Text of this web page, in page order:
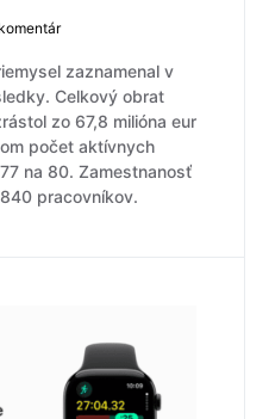
zaznamenal v
Celkový obrat
zo 67,8 milióna eur
počet aktívnych
na 80. Zamestnanosť
pracovníkov.